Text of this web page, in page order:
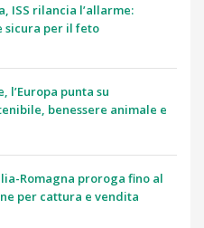
ISS rilancia l’allarme:
sicura per il feto
l’Europa punta su
benessere animale e
Romagna proroga fino al
per cattura e vendita